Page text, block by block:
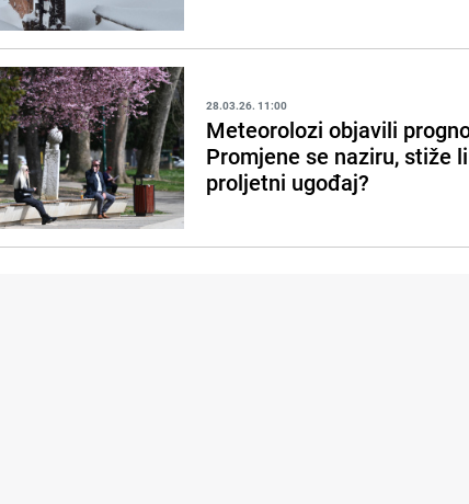
28.03.26. 11:00
Meteorolozi objavili
Promjene se naziru, stiže
proljetni ugođaj?